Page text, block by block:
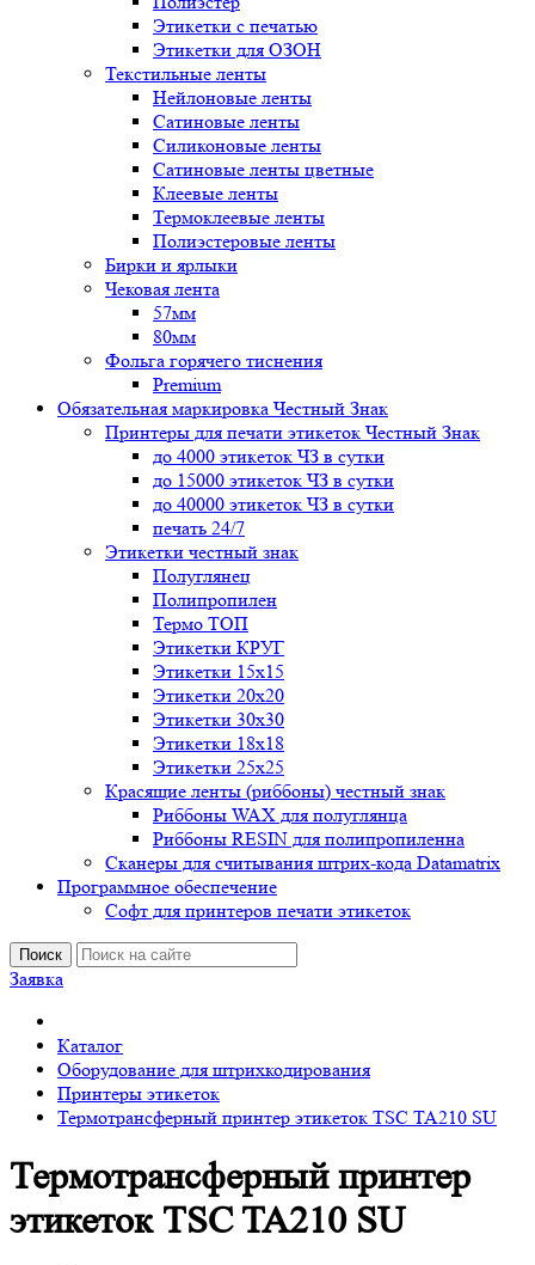
Этикетки с печатью
Этикетки для ОЗОН
Текстильные ленты
Нейлоновые ленты
Сатиновые ленты
Силиконовые ленты
Сатиновые ленты цветные
Клеевые ленты
Термоклеевые ленты
Полиэстеровые ленты
Бирки и ярлыки
Чековая лента
57мм
80мм
Фольга горячего тиснения
Premium
Обязательная маркировка Честный Знак
Принтеры для печати этикеток Честный Знак
до 4000 этикеток ЧЗ в сутки
до 15000 этикеток ЧЗ в сутки
до 40000 этикеток ЧЗ в сутки
печать 24/7
Этикетки честный знак
Полуглянец
Полипропилен
Термо ТОП
Этикетки КРУГ
Этикетки 15х15
Этикетки 20х20
Этикетки 30х30
Этикетки 18х18
Этикетки 25х25
Красящие ленты (риббоны) честный знак
Риббоны WAX для полуглянца
Риббоны RESIN для полипропиленна
Сканеры для считывания штрих-кода Datamatrix
Программное обеспечение
Софт для принтеров печати этикеток
Поиск
Заявка
Каталог
Оборудование для штрихкодирования
Принтеры этикеток
Термотрансферный принтер этикеток TSC TA210 SU
Термотрансферный принтер
этикеток TSC TA210 SU